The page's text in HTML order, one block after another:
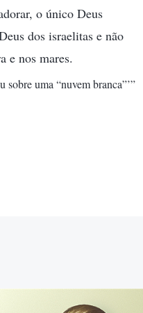
o único Deus
dos israelitas e não
e nos mares.
uma “nuvem branca”’”